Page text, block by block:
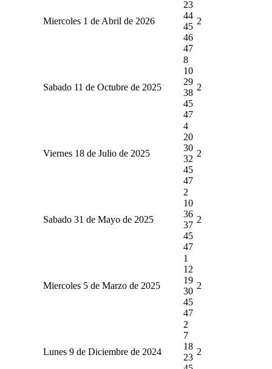
Miercoles 1 de Abril de 2026
23
44
45
46
47
2
Sabado 11 de Octubre de 2025
8
10
29
38
45
47
2
Viernes 18 de Julio de 2025
4
20
30
32
45
47
2
Sabado 31 de Mayo de 2025
2
10
36
37
45
47
2
Miercoles 5 de Marzo de 2025
1
12
19
30
45
47
2
Lunes 9 de Diciembre de 2024
2
7
18
23
2